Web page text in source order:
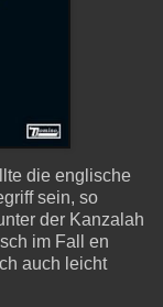
die englische
sein, so
der Kanzalah
im Fall en
auch leicht